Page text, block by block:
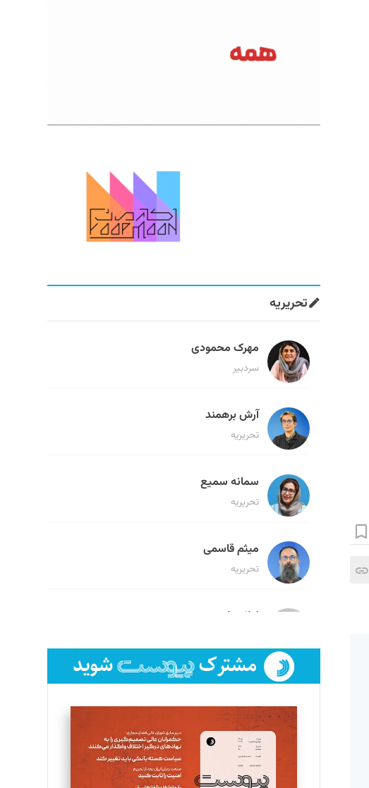
تحریریه
مهرک محمودی
سردبیر
آرش برهمند
تحریریه
سمانه سمیع
تحریریه
میثم قاسمی
تحریریه
لیلا حنارود
فائزه فتحی رستمی
تحریریه
سروش کرمیان
تحریریه